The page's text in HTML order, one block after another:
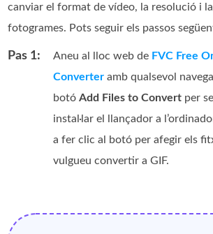
canviar el format de vídeo, la resolució i
fotogrames. Pots seguir els passos
Pas 1: Aneu al lloc web de FVC Free
Converter amb qualsevol
botóAdd Files to Convert per
instal·lar el llançador a
a fer clic al botó per afegir els
vulgueu convertir a GIF.